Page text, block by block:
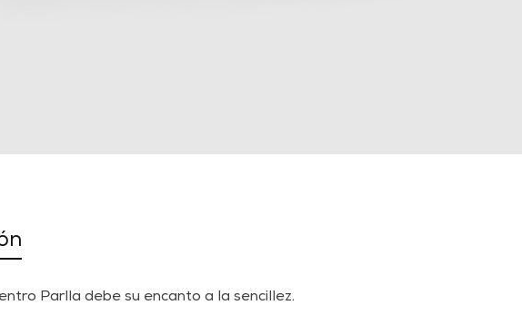
Parlla debe su encanto a la sencillez.